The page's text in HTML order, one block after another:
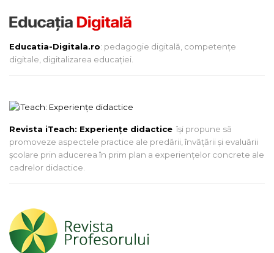
Educatia-Digitala.ro: pedagogie digitală, competențe
digitale, digitalizarea educației.
Revista iTeach: Experienţe didactice îşi propune să
promoveze aspectele practice ale predării, învăţării şi evaluării
şcolare prin aducerea în prim plan a experienţelor concrete ale
cadrelor didactice.